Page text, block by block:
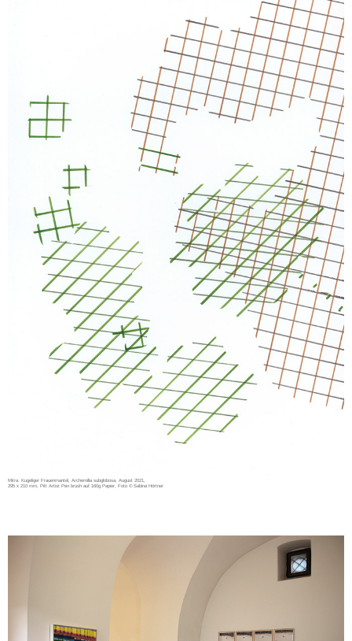
Mitra. Kugeliger Frauenmantel, Archemilla subglobosa, August 2021,
295 x 210 mm, Pitt Artist Pen brush auf 160g Papier, Foto © Sabina Hörtner